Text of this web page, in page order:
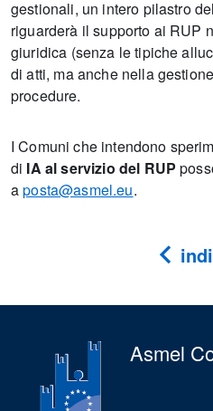
gestionali, un intero pilastro
riguarderà il supporto ai RUP
giuridica (senza le tipiche
di atti, ma anche nella
procedure.
I Comuni che intendono
di IA al servizio del RUP
aposta@asmel.eu.
Asmel